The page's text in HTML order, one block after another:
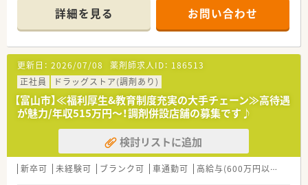
頑張り次第で高給与も可能！
■経験や勤務コースによりますが、経験の少ない方でも500万前
半スタートと業界TOP水準！
■職種や職域に合わせ、豊富な社内研修や外部組織と連携した研
修を用意されています
■薬剤師が中心の会社だからこそ活躍できるキャリアパスが多
種多様に用意されています。
■店舗拡大に伴い、エリアマネジャーや営業部長等のマネジメン
トのポジションも増えます。
■在宅や教育等の専門性を活かせるスペシャリストを目指すこ
とも可能です。
■その他にも、管理部門や商品部門等の本社スタッフなど活動領
域は多種多様です。
■在宅実施店舗は年々増加しており、在宅医療へもしっかりと関
詳細を見る お問い合わせ
更新日： 2026/07/08 薬剤師求人ID： 186513
正社員
ドラッグストア(調剤あり)
【富山市】≪福利厚生&教育制度充実の大手チェーン≫高待遇
が魅力/年収515万円～！調剤併設店舗の募集です♪
検討リストに追加
新卒可 未経験可 ブランク可 車通勤可 高給与(600万円以上)